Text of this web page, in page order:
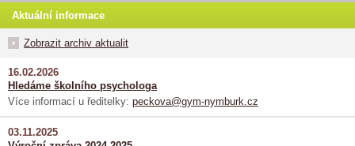
Aktuální informace
Zobrazit archiv aktualit
16.02.2026
Hledáme školního psychologa
Více informací u ředitelky: peckova@gym-nymburk.cz
03.11.2025